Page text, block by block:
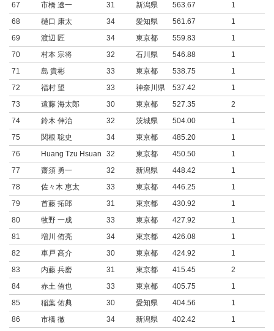
67
市橋 遼一 31 新潟県 563.67
1
68
樋口 康太 34 愛知県 561.67
1
69
渡辺 匠 34 東京都 559.83
1
70
村本 宗将 32 石川県 546.88
1
71
島 貴彬 33 東京都 538.75
1
72
福村 望 33 神奈川県 537.42
1
73
遠藤 海太郎 30 東京都 527.35
2
74
鈴木 伸治 32 茨城県 504.00
1
75
関根 聡史 34 東京都 485.20
1
76
Huang Tzu Hsuan 32 東京都 450.50
1
77
齋須 勇一 32 新潟県 448.42
1
78
佐々木 恵太 33 東京都 446.25
1
79
首藤 拓郎 31 東京都 430.92
1
80
牧野 一成 33 東京都 427.92
1
81
増川 侑亮 34 東京都 426.08
1
82
車戸 高介 30 東京都 424.92
1
83
内藤 兵磨 31 東京都 415.45
2
84
赤土 侑也 33 東京都 405.75
1
85
稲葉 佑典 30 愛知県 404.56
1
86
市橋 徹 34 新潟県 402.42
1